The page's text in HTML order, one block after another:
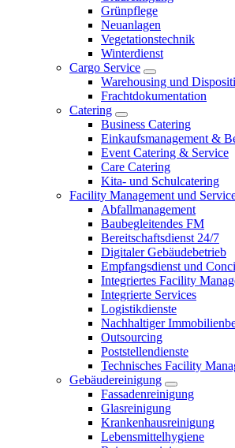
Grünpflege
Neuanlagen
Vegetationstechnik
Winterdienst
Cargo Service
Warehousing und
Frachtdokumentation
Catering
Business Catering
Einkaufsmanagement &
Event Catering & Service
Care Catering
Kita- und Schulcatering
Facility Management und
Abfallmanagement
Baubegleitendes FM
Bereitschaftsdienst 24/7
Digitaler Gebäudebetrieb
Empfangsdienst und
Integriertes Facility
Integrierte Services
Logistikdienste
Nachhaltiger
Outsourcing
Poststellendienste
Technisches Facility
Gebäudereinigung
Fassadenreinigung
Glasreinigung
Krankenhausreinigung
Lebensmittelhygiene